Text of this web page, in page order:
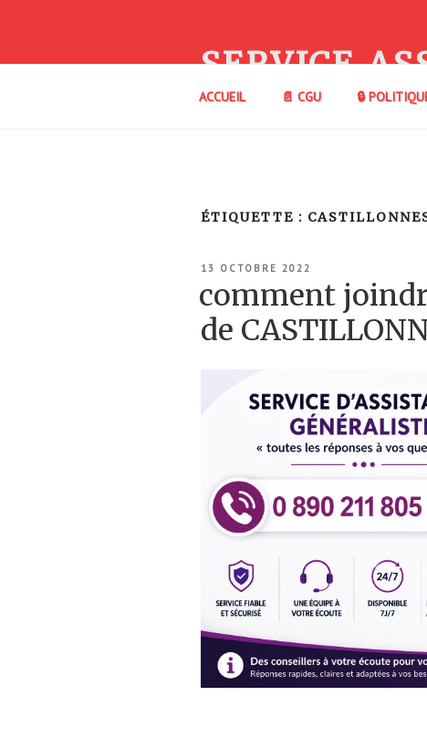
SERVICE
ACCUEIL 📄 CGU 🔒
ÉTIQUETTE :
PUBLIÉ
13 OCTOBRE 2022
comment
de